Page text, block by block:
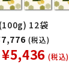
12袋
(税込)
¥5,436 (税込)